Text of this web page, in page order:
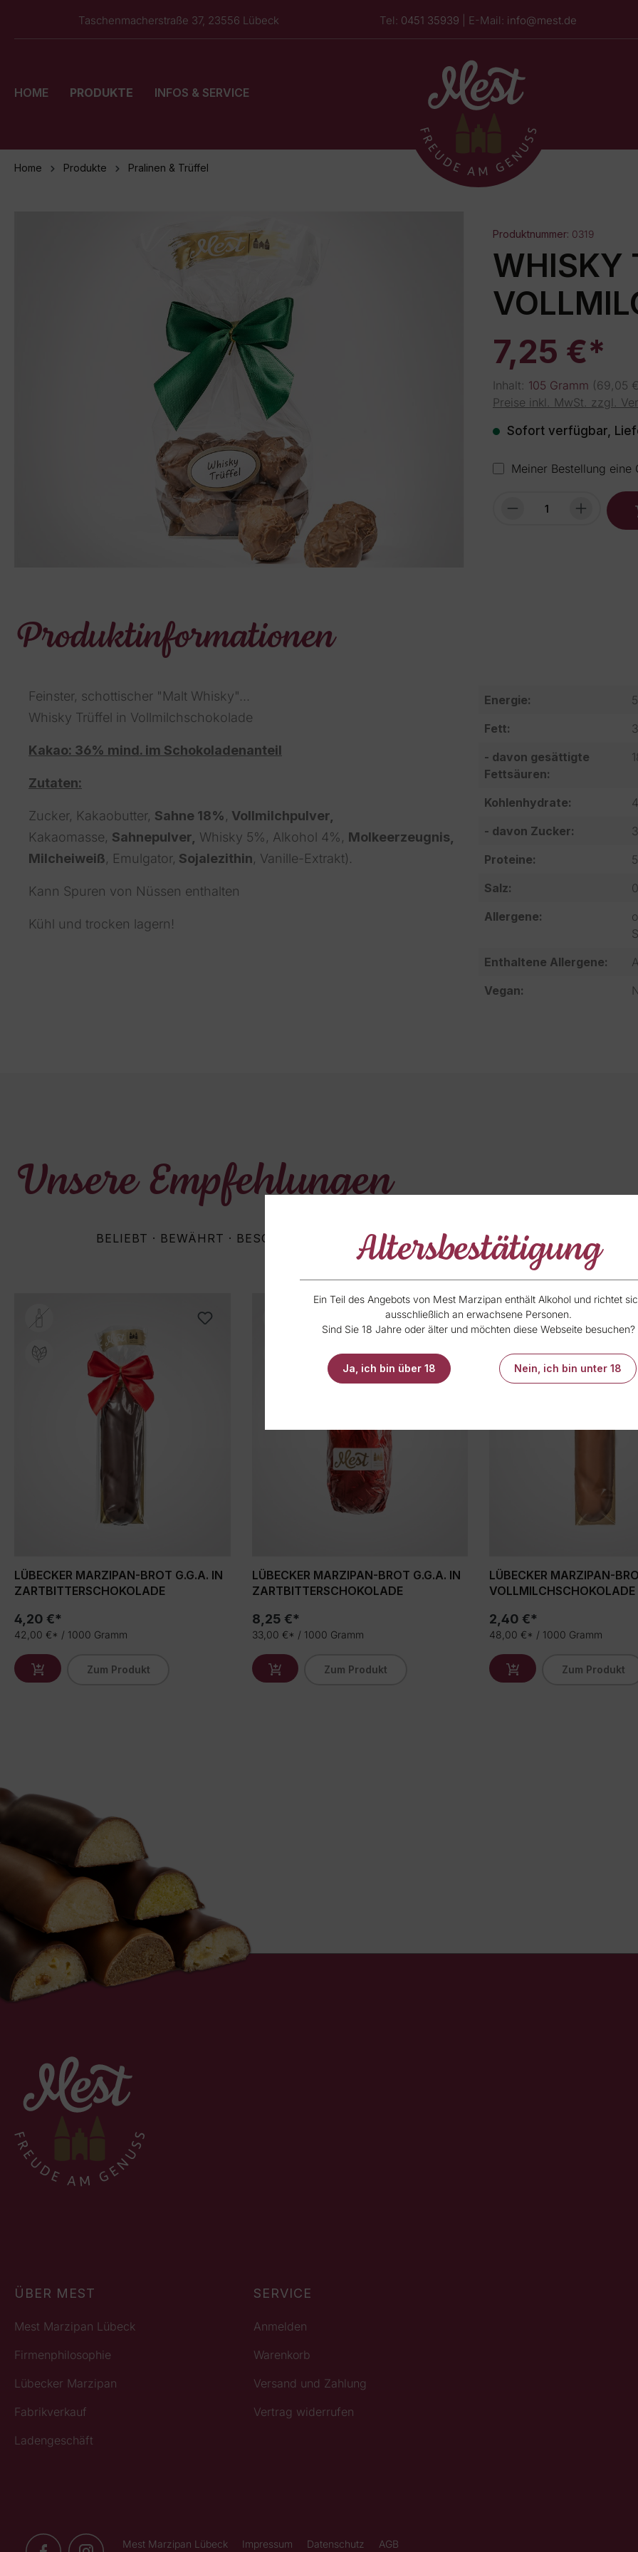
Zur Hauptnavigation springen
Taschenmacherstraße 37, 23556 Lübeck Tel: 0451 35939 | E-Mail: info@mest.de
HOME PRODUKTE INFOS & SERVICE
Home Produkte Pralinen & Trüffel
Bildergalerie überspringen
Produktnummer: 0319
WHISKY
7,25 €*
Inhalt: 105 Gramm (69,05
Preise inkl. MwSt. zzgl.
Sofort verfügbar,
Meiner Bestellung eine
Produkt Anzahl:
Produktinformationen
Feinster, schottischer "Malt Whisky"...
Whisky Trüffel in Vollmilchschokolade
Kakao: 36% mind. im Schokoladenanteil
Zutaten:
Zucker, Kakaobutter, Sahne 18%, Vollmilchpulver,
Kakaomasse, Sahnepulver, Whisky 5%, Alkohol 4%, Molkeerzeugnis,
Milcheiweiß, Emulgator, Sojalezithin, Vanille-Extrakt).
Kann Spuren von Nüssen enthalten
Kühl und trocken lagern!
Energie:
Fett:
- davon gesättigte
Fettsäuren:
Kohlenhydrate:
- davon Zucker:
Proteine:
Salz:
Allergene:
Enthaltene Allergene:
Vegan:
Unsere Empfehlungen
BELIEBT · BEWÄHRT · BESONDERS
LÜBECKER MARZIPAN-BROT G.G.A. IN
ZARTBITTERSCHOKOLADE
4,20 €*
42,00 €* / 1000 Gramm
Zum Produkt
LÜBECKER MARZIPAN-BROT G.G.A. IN
ZARTBITTERSCHOKOLADE
8,25 €*
33,00 €* / 1000 Gramm
Zum Produkt
LÜBECKER MARZIPAN-
VOLLMILCHSCHOKOLADE
2,40 €*
48,00 €* / 1000 Gramm
Zum Produkt
ÜBER MEST
Mest Marzipan Lübeck
Firmenphilosophie
Lübecker Marzipan
Fabrikverkauf
Ladengeschäft
SERVICE
Anmelden
Warenkorb
Versand und Zahlung
Vertrag widerrufen
Mest Marzipan Lübeck Impressum Datenschutz AGB
Altersbestätigung
Ein Teil des Angebots von Mest Marzipan enthält Alkohol und richtet
ausschließlich an erwachsene Personen.
Sind Sie 18 Jahre oder älter und möchten diese Webseite besuchen?
Ja, ich bin über 18 Nein, ich bin unter 18